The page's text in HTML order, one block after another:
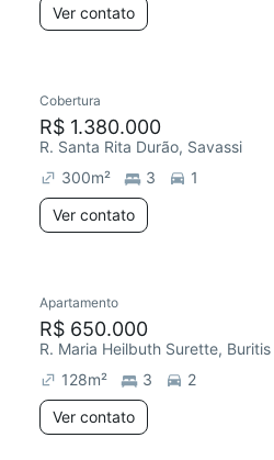
Ver contato
Chegou este mês
Cobertura
R$ 1.380.000
R. Santa Rita Durão, Savassi
300m² 3
1
Ver contato
Apartamento
R$ 650.000
R. Maria Heilbuth Surette, Buritis
128m² 3
2
Ver contato